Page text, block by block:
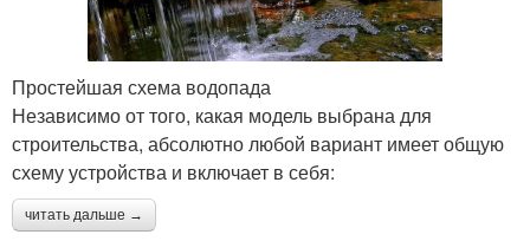
Простейшая схема водопада
Независимо от того, какая модель выбрана для
строительства, абсолютно любой вариант имеет общую
схему устройства и включает в себя:
читать дальше →